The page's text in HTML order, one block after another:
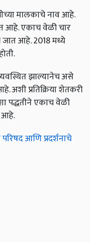
मालकाचे नाव आहे.
आहे. एकाच वेळी चार
जात आहे. 2018 मध्ये
झाल्यानेच असे
अशी प्रतिक्रिया शेतकरी
पद्धतीने एकाच वेळी
आहे.
परिषद आणि प्रदर्शनाचे